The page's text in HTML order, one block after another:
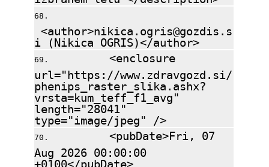
<author>nikica.ogris@gozdis.s
i (Nikica OGRIS)</author>
<enclosure
url="https://www.zdravgozd.si/
phenips_raster_slika.ashx?
vrsta=kum_teff_f1_avg"
length="28041"
type="image/jpeg" />
<pubDate>Fri, 07
Aug 2026 00:00:00
+0100</pubDate>